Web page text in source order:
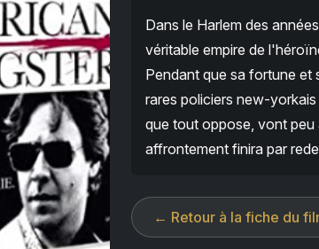
Dans le Harlem des
véritable empire de
Pendant que sa fortune et
rares policiers new-
que tout oppose, vont peu
affrontement finira par
← Retour à la fiche du